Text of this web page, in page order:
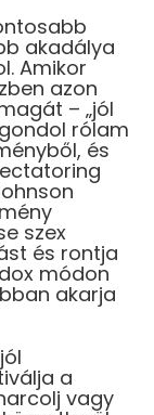
akadálya
Amikor
azon
– „jól
gondol rólam
és
szex
és rontja
módon
akarja
a
vagy